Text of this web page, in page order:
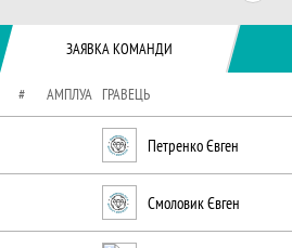
ЗАЯВКА КОМАНДИ
# АМПЛУА ГРАВЕЦЬ
Петренко Євген
Смоловик Євген